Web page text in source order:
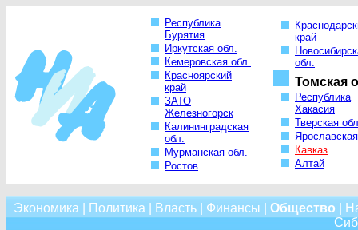
Республика
Бурятия
Иркутская обл.
Кемеровская обл.
Красноярский
край
ЗАТО
Железногорск
Калининградская
обл.
Мурманская обл.
Ростов
край
обл.
Томская
Республика
Хакасия
Тверская
Кавказ
Алтай
Экономика Политика Власть| Финансы Общество